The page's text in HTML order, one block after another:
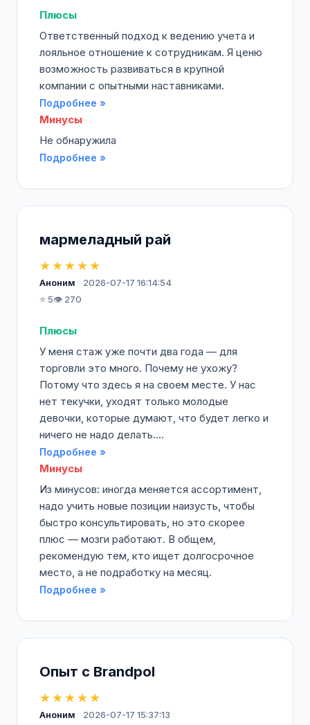
Плюсы
Ответственный подход к ведению учета и
лояльное отношение к сотрудникам. Я ценю
возможность развиваться в крупной
компании с опытными наставниками.
Подробнее »
Минусы
Не обнаружила
Подробнее »
мармеладный рай
★★★★★
Аноним
2026-07-17 16:14:54
⭐ 5👁️ 270
Плюсы
У меня стаж уже почти два года — для
торговли это много. Почему не ухожу?
Потому что здесь я на своем месте. У нас
нет текучки, уходят только молодые
девочки, которые думают, что будет легко и
ничего не надо делать....
Подробнее »
Минусы
Из минусов: иногда меняется ассортимент,
надо учить новые позиции наизусть, чтобы
быстро консультировать, но это скорее
плюс — мозги работают. В общем,
рекомендую тем, кто ищет долгосрочное
место, а не подработку на месяц.
Подробнее »
Опыт с Brandpol
★★★★★
Аноним
2026-07-17 15:37:13